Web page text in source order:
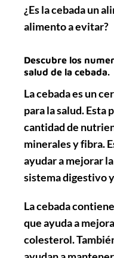
¿Es la cebada un
alimento a evitar?
Descubre los
salud de la cebada.
La cebada es un
para la salud. Esta
cantidad de
mineralesyfibra.
ayudar a mejorar
sistema digestivo
La cebada
que ayuda a
colesterol.